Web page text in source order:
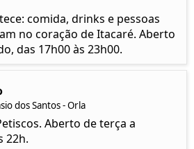
comida, drinks e pessoas
no coração de Itacaré. Aberto
das 17h00 às 23h00.
dos Santos - Orla
Aberto de terça a
22h.